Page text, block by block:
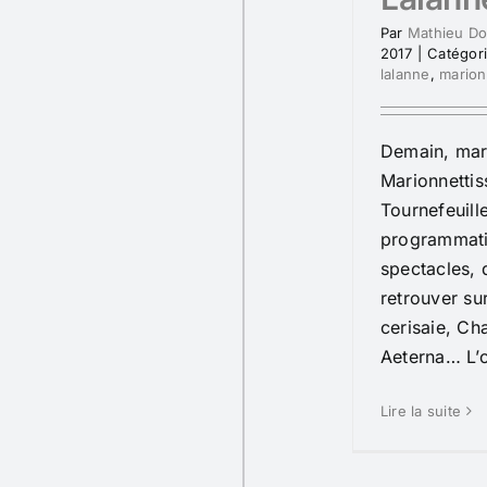
Par Mathieu
2017
lalanne,
Demain,
spectacles,
retrouver
cerisaie,
Aeterna…
Lire la suite